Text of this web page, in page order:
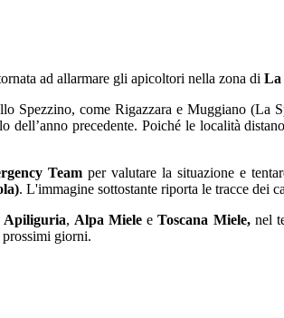
ad allarmare gli apicoltori nella zona di La
Spezzino, come Rigazzara e Muggiano
precedente. Poiché le località
Teamper valutare la situazione e
. L'immagine sottostante riporta le tracce dei
Apiliguria, Alpa MieleeToscana Miele,nel
giorni.